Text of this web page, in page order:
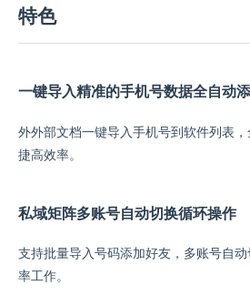
特色
一键导入精准的手机号数据全自动
外外部文档一键导入手机号到软件列表
捷高效率。
私域矩阵多账号自动切换循环操作
支持批量导入号码添加好友，多账号自
率工作。